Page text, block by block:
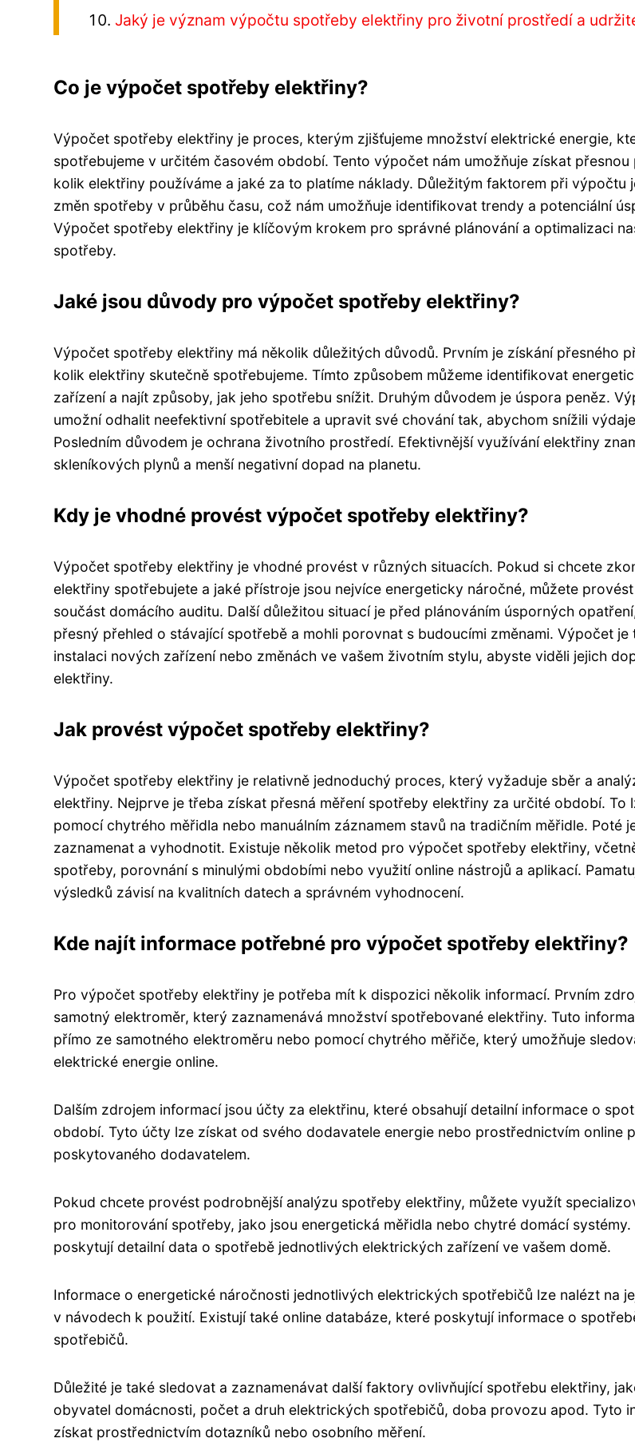
Jaký je význam výpočtu spotřeby elektřiny pro životní prostředí a
Co je výpočet spotřeby elektřiny?
Výpočet spotřeby elektřiny je proces, kterým zjišťujeme množství elektrické energie,
spotřebujeme v určitém časovém období. Tento výpočet nám umožňuje získat
kolik elektřiny používáme a jaké za to platíme náklady. Důležitým faktorem při výpočtu
změn spotřeby v průběhu času, což nám umožňuje identifikovat trendy a potenciální
Výpočet spotřeby elektřiny je klíčovým krokem pro správné plánování a optimalizaci
spotřeby.
Jaké jsou důvody pro výpočet spotřeby elektřiny?
Výpočet spotřeby elektřiny má několik důležitých důvodů. Prvním je získání přesného
kolik elektřiny skutečně spotřebujeme. Tímto způsobem můžeme identifikovat
zařízení a najít způsoby, jak jeho spotřebu snížit. Druhým důvodem je úspora peněz.
umožní odhalit neefektivní spotřebitele a upravit své chování tak, abychom snížili
Posledním důvodem je ochrana životního prostředí. Efektivnější využívání elektřiny
skleníkových plynů a menší negativní dopad na planetu.
Kdy je vhodné provést výpočet spotřeby elektřiny?
Výpočet spotřeby elektřiny je vhodné provést v různých situacích. Pokud si chcete
elektřiny spotřebujete a jaké přístroje jsou nejvíce energeticky náročné, můžete
součást domácího auditu. Další důležitou situací je před plánováním úsporných
přesný přehled o stávající spotřebě a mohli porovnat s budoucími změnami. Výpočet je
instalaci nových zařízení nebo změnách ve vašem životním stylu, abyste viděli jejich
elektřiny.
Jak provést výpočet spotřeby elektřiny?
Výpočet spotřeby elektřiny je relativně jednoduchý proces, který vyžaduje sběr a
elektřiny. Nejprve je třeba získat přesná měření spotřeby elektřiny za určité období. To
pomocí chytrého měřidla nebo manuálním záznamem stavů na tradičním měřidle. Poté
zaznamenat a vyhodnotit. Existuje několik metod pro výpočet spotřeby elektřiny,
spotřeby, porovnání s minulými obdobími nebo využití online nástrojů a aplikací.
výsledků závisí na kvalitních datech a správném vyhodnocení.
Kde najít informace potřebné pro výpočet spotřeby elektřiny?
Pro výpočet spotřeby elektřiny je potřeba mít k dispozici několik informací. Prvním
samotný elektroměr, který zaznamenává množství spotřebované elektřiny. Tuto
přímo ze samotného elektroměru nebo pomocí chytrého měřiče, který umožňuje
elektrické energie online.
Dalším zdrojem informací jsou účty za elektřinu, které obsahují detailní informace o
období. Tyto účty lze získat od svého dodavatele energie nebo prostřednictvím online
poskytovaného dodavatelem.
Pokud chcete provést podrobnější analýzu spotřeby elektřiny, můžete využít
pro monitorování spotřeby, jako jsou energetická měřidla nebo chytré domácí
poskytují detailní data o spotřebě jednotlivých elektrických zařízení ve vašem domě.
Informace o energetické náročnosti jednotlivých elektrických spotřebičů lze nalézt na
v návodech k použití. Existují také online databáze, které poskytují informace o
spotřebičů.
Důležité je také sledovat a zaznamenávat další faktory ovlivňující spotřebu elektřiny,
obyvatel domácnosti, počet a druh elektrických spotřebičů, doba provozu apod. Tyto
získat prostřednictvím dotazníků nebo osobního měření.